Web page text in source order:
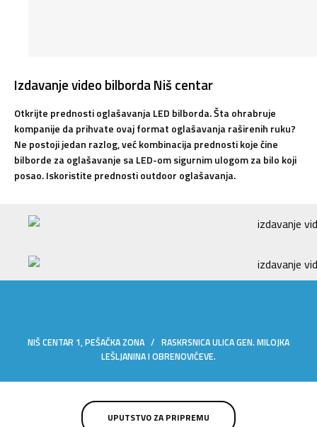
Izdavanje video bilborda Niš centar
Otkrijte prednosti oglašavanja LED bilborda. Šta ohrabruje
kompanije da prihvate ovaj format oglašavanja raširenih ruku?
Ne postoji jedan razlog, već kombinacija prednosti koje čine
bilborde za oglašavanje sa LED-om sigurnim ulogom za bilo koji
posao. Iskoristite prednosti outdoor oglašavanja.
NIŠ CENTAR 1, PEŠAČKA ZONA / RASKRSNICA ULICA GEN. MILOJKA
LEŠLJANINA I OBRENOVIĆEVE.
UPUTSTVO ZA PRIPREMU